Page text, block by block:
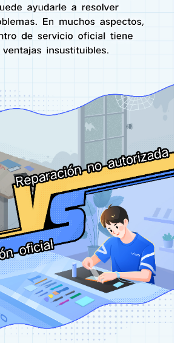
México | Seleccione país/región